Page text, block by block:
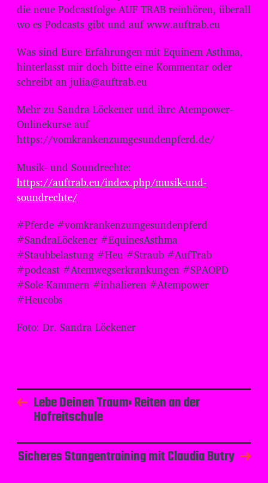
die neue Podcastfolge AUF TRAB reinhören, überall
wo es Podcasts gibt und auf www.auftrab.eu
Was sind Eure Erfahrungen mit Equinem Asthma,
hinterlasst mir doch bitte eine Kommentar oder
schreibt an julia@auftrab.eu
Mehr zu Sandra Löckener und ihre Atempower-
Onlinekurse auf
https://vomkrankenzumgesundenpferd.de/
Musik- und Soundrechte:
⁠⁠⁠⁠https://auftrab.eu/index.php/musik-und-
soundrechte/⁠⁠⁠⁠
#Pferde #vomkrankenzumgesundenpferd
#SandraLöckener #EquinesAsthma
#Staubbelastung #Heu #Straub #AufTrab
#podcast #Atemwegserkrankungen #SPAOPD
#Sole-Kammern #inhalieren #Atempower
#Heucobs
Foto: Dr. Sandra Löckener
Lebe Deinen Traum: Reiten an der
Hofreitschule
Sicheres Stangentraining mit Claudia Butry